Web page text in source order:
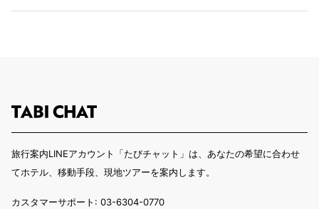
旅行案内LINEアカウント「たびチャット」は、あなたの希望に合わせ
てホテル、移動手段、現地ツアーを案内します。
カスタマーサポート: 03-6304-0770